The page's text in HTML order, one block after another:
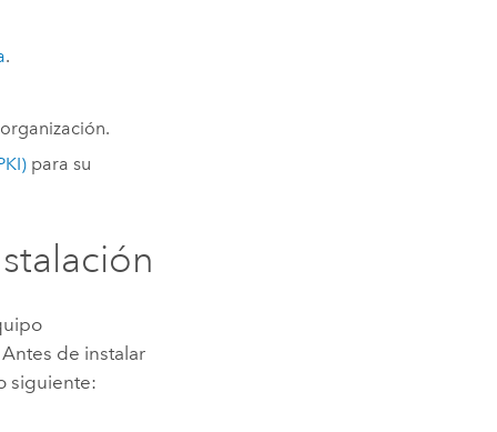
.
para su
Antes de instalar
siguiente: